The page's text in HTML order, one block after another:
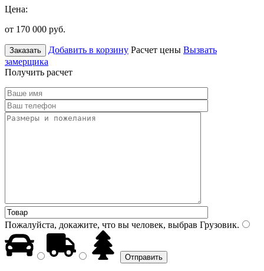
Цена:
от 170 000 руб.
Заказать Добавить в корзину Расчет цены Вызвать
замерщика
Получить расчет
Пожалуйста, докажите, что вы человек, выбрав Грузовик.